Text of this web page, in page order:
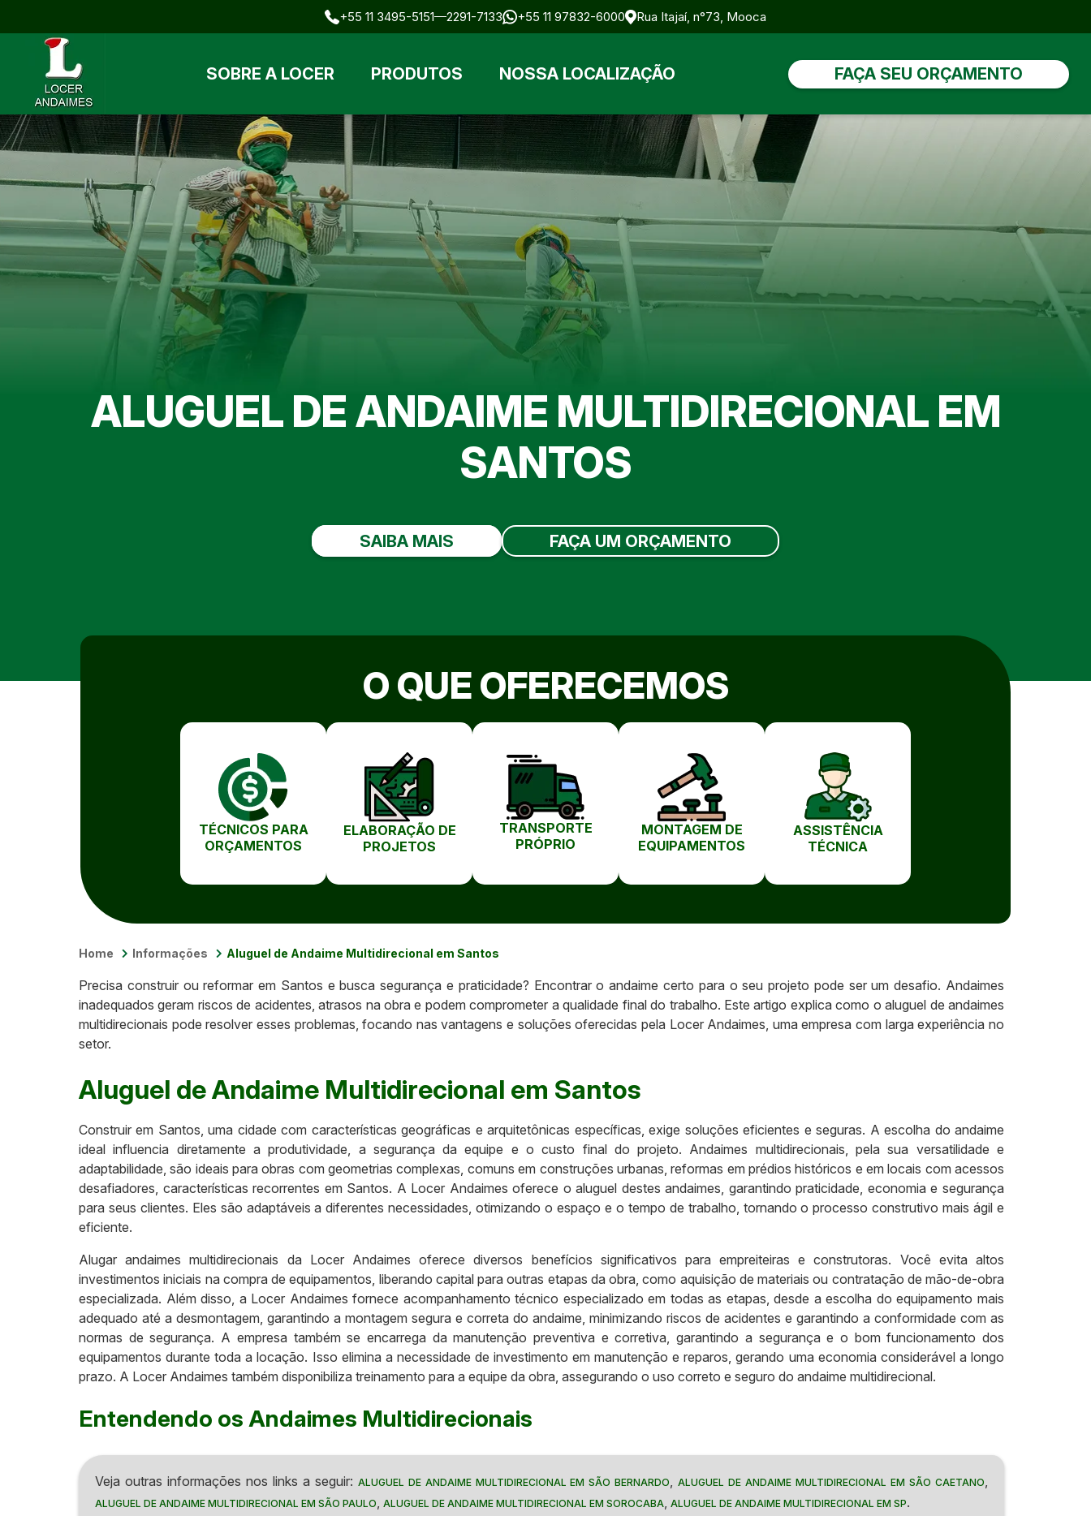
+55 11 3495-5151 2291-7133 +55 11 97832-6000 Rua Itajaí, n°73, Mooca
SOBRE A LOCER PRODUTOS NOSSA LOCALIZAÇÃO FAÇA SEU ORÇAMENTO
ALUGUEL DE ANDAIME MULTIDIRECIONAL EM
SANTOS
SAIBA MAIS FAÇA UM ORÇAMENTO
O QUE OFERECEMOS
TÉCNICOS PARA
ORÇAMENTOS
ELABORAÇÃO DE
PROJETOS
TRANSPORTE
PRÓPRIO
MONTAGEM DE
EQUIPAMENTOS
ASSISTÊNCIA
TÉCNICA
Home Informações Aluguel de Andaime Multidirecional em Santos
Precisa construir ou reformar em Santos e busca segurança e praticidade? Encontrar o andaime certo para o seu projeto pode ser um desafio. Andaimes
inadequados geram riscos de acidentes, atrasos na obra e podem comprometer a qualidade final do trabalho. Este artigo explica como o aluguel de andaimes
multidirecionais pode resolver esses problemas, focando nas vantagens e soluções oferecidas pela Locer Andaimes, uma empresa com larga experiência no
setor.
Aluguel de Andaime Multidirecional em Santos
Construir em Santos, uma cidade com características geográficas e arquitetônicas específicas, exige soluções eficientes e seguras. A escolha do andaime
ideal influencia diretamente a produtividade, a segurança da equipe e o custo final do projeto. Andaimes multidirecionais, pela sua versatilidade e
adaptabilidade, são ideais para obras com geometrias complexas, comuns em construções urbanas, reformas em prédios históricos e em locais com acessos
desafiadores, características recorrentes em Santos. A Locer Andaimes oferece o aluguel destes andaimes, garantindo praticidade, economia e segurança
para seus clientes. Eles são adaptáveis a diferentes necessidades, otimizando o espaço e o tempo de trabalho, tornando o processo construtivo mais ágil e
eficiente.
Alugar andaimes multidirecionais da Locer Andaimes oferece diversos benefícios significativos para empreiteiras e construtoras. Você evita altos
investimentos iniciais na compra de equipamentos, liberando capital para outras etapas da obra, como aquisição de materiais ou contratação de mão-de-obra
especializada. Além disso, a Locer Andaimes fornece acompanhamento técnico especializado em todas as etapas, desde a escolha do equipamento mais
adequado até a desmontagem, garantindo a montagem segura e correta do andaime, minimizando riscos de acidentes e garantindo a conformidade com as
normas de segurança. A empresa também se encarrega da manutenção preventiva e corretiva, garantindo a segurança e o bom funcionamento dos
equipamentos durante toda a locação. Isso elimina a necessidade de investimento em manutenção e reparos, gerando uma economia considerável a longo
prazo. A Locer Andaimes também disponibiliza treinamento para a equipe da obra, assegurando o uso correto e seguro do andaime multidirecional.
Entendendo os Andaimes Multidirecionais
Veja outras informações nos links a seguir: ALUGUEL DE ANDAIME MULTIDIRECIONAL EM SÃO BERNARDO,ALUGUEL DE ANDAIME MULTIDIRECIONAL EM SÃO CAETANO,
ALUGUEL DE ANDAIME MULTIDIRECIONAL EM SÃO PAULO, ALUGUEL DE ANDAIME MULTIDIRECIONAL EM SOROCABA, ALUGUEL DE ANDAIME MULTIDIRECIONAL EM SP.